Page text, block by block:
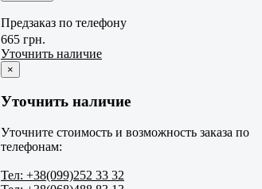
Предзаказ по телефону
665 грн.
Уточнить наличие
×
Уточнить наличие
Уточните стоимость и возможность заказа по
телефонам:
Тел: +38(099)252 33 32